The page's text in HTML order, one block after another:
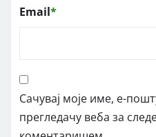
Email*
Сачувај моје име, е-
прегледачу веба за